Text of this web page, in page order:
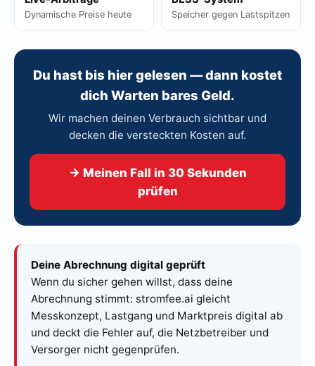
Dynamische Preise heute Speicher gegen Lastspitzen
Du hast bis hier gelesen — dann kostet
dich Warten bares Geld.
Wir machen deinen Verbrauch sichtbar und
decken die versteckten Kosten auf.
→ Meinen Fall in 30 Sekunden
prüfen
Deine Abrechnung digital geprüft
Wenn du sicher gehen willst, dass deine
Abrechnung stimmt: stromfee.ai gleicht
Messkonzept, Lastgang und Marktpreis digital ab
und deckt die Fehler auf, die Netzbetreiber und
Versorger nicht gegenprüfen.